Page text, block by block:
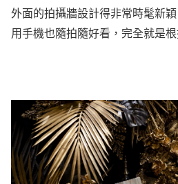
外面的拍攝牆設計得非常時髦新
用手機也隨拍隨好看，完全就是